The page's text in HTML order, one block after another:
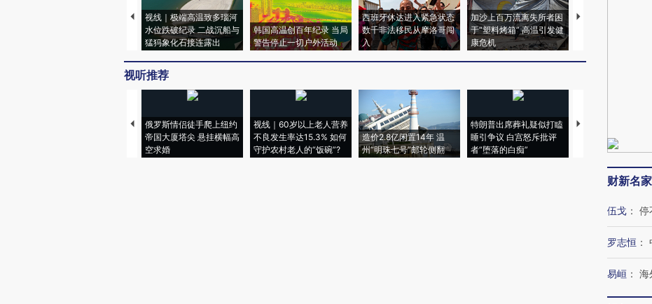
视线｜极端高温致多瑙河
水位跌破纪录 二战沉船与
猛犸象化石接连露出
韩国高温创百年纪录 当局
警告停止一切户外活动
西班牙休达进入紧急状态
数千非法移民从摩洛哥闯
入
加沙上百万流离失所者困
于“塑料烤箱” 高温引发健
康危机
视线｜HYROX的吸
视听推荐
俄罗斯情侣徒手爬上纽约
帝国大厦塔尖 悬挂横幅高
空求婚
视线｜60岁以上老人营养
不良发生率达15.3% 如何
守护农村老人的“饭碗”?
造价2.8亿闲置14年 温
州“明珠七号”邮轮侧翻
特朗普出席葬礼疑似打瞌
睡引争议 白宫怒斥批评
者“堕落的白痴”
视线｜全球最热百
97个 印度如何熬过
财新名家
伍戈 ： 停
罗志恒 ：
易峘 ： 海